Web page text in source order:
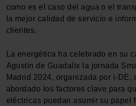
como es el caso del agua o el
la mejor calidad de servicio e
clientes.
La energética ha celebrado en su
Agustín de Guadalix la jornada
Madrid 2024, organizada por i-DE,
abordado los factores clave para
eléctricas puedan asumir su papel